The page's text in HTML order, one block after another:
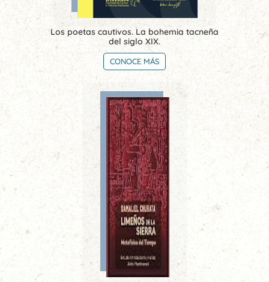
Los poetas cautivos. La bohemia tacneña
del siglo XIX.
CONOCE MÁS